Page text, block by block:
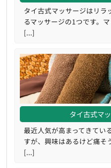
タイ古式マッサージはリラ
るマッサージの1つです。
[...]
タイ古式マ
最近人気が高まってきてい
すが、興味はあるけど痛そ
[...]